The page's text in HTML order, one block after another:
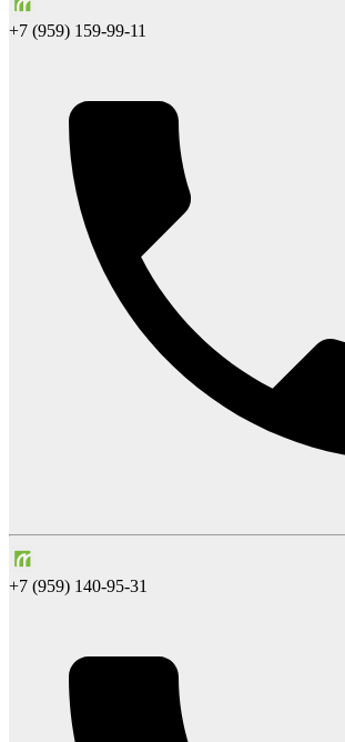
+7 (959) 159-99-11
+7 (959) 140-95-31